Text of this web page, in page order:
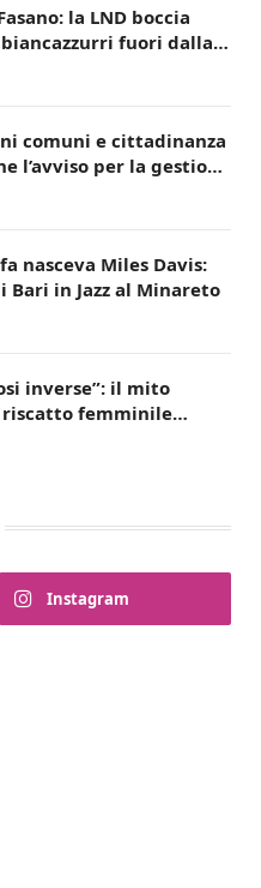
la LND boccia
biancazzurri fuori dalla
comuni e cittadinanza
l’avviso per la gestione
Villetta di Laureto
nasceva Miles Davis:
Bari in Jazz al Minareto
inverse”: il mito
riscatto femminile
di Fasano
Instagram